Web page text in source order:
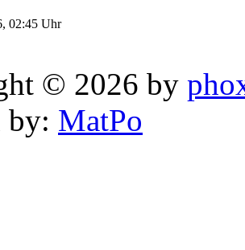
02:45 Uhr
© 2026 by
by: MatPo